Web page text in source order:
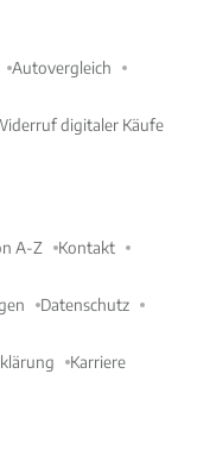
Autovergleich
digitaler Käufe
A-Z Kontakt
Datenschutz
Karriere